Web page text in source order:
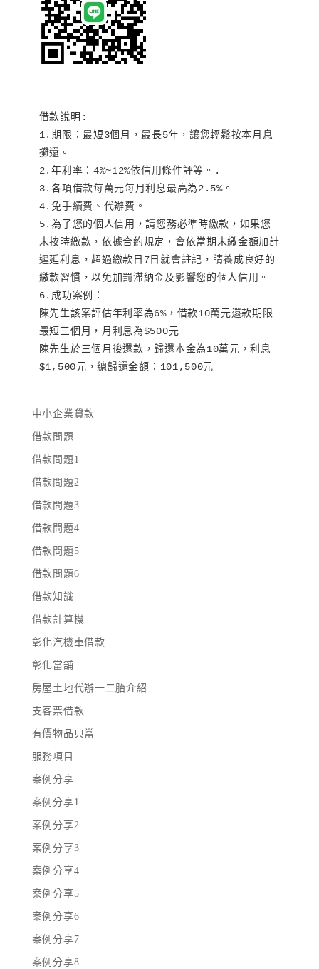
借款說明:
1.期限：最短3個月，最長5年，讓您輕鬆按本月息
攤還。
2.年利率：4%~12%依信用條件評等。.
3.各項借款每萬元每月利息最高為2.5%。
4.免手續費、代辦費。
5.為了您的個人信用，請您務必準時繳款，如果您
未按時繳款，依據合約規定，會依當期未繳金額加計
遲延利息，超過繳款日7日就會註記，請養成良好的
繳款習慣，以免加罰滯納金及影響您的個人信用。
6.成功案例：
陳先生該案評估年利率為6%，借款10萬元還款期限
最短三個月，月利息為$500元
陳先生於三個月後還款，歸還本金為10萬元，利息
$1,500元，總歸還金額：101,500元
中小企業貸款
借款問題
借款問題1
借款問題2
借款問題3
借款問題4
借款問題5
借款問題6
借款知識
借款計算機
彰化汽機車借款
彰化當舖
房屋土地代辦一二胎介紹
支客票借款
有價物品典當
服務項目
案例分享
案例分享1
案例分享2
案例分享3
案例分享4
案例分享5
案例分享6
案例分享7
案例分享8